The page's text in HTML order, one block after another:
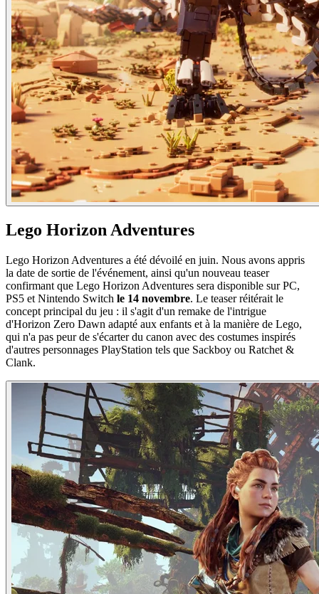
Lego Horizon Adventures
Lego Horizon Adventures a été dévoilé en juin. Nous avons appris
la date de sortie de l'événement, ainsi qu'un nouveau teaser
confirmant que Lego Horizon Adventures sera disponible sur PC,
PS5 et Nintendo Switch le 14 novembre. Le teaser réitérait le
concept principal du jeu : il s'agit d'un remake de l'intrigue
d'Horizon Zero Dawn adapté aux enfants et à la manière de Lego,
qui n'a pas peur de s'écarter du canon avec des costumes inspirés
d'autres personnages PlayStation tels que Sackboy ou Ratchet &
Clank.